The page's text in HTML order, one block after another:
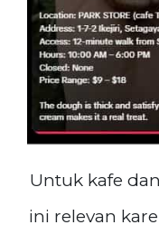
Untuk kafe
ini relevan